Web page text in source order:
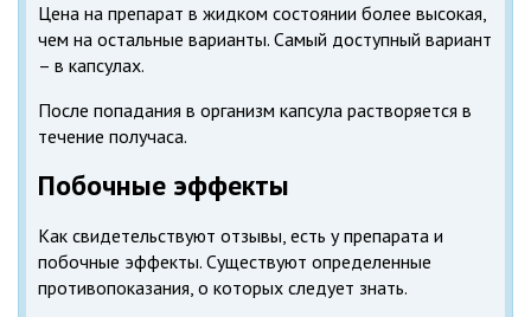
Цена на препарат в жидком состоянии более высокая,
чем на остальные варианты. Самый доступный вариант
– в капсулах.
После попадания в организм капсула растворяется в
течение получаса.
Побочные эффекты
Как свидетельствуют отзывы, есть у препарата и
побочные эффекты. Существуют определенные
противопоказания, о которых следует знать.